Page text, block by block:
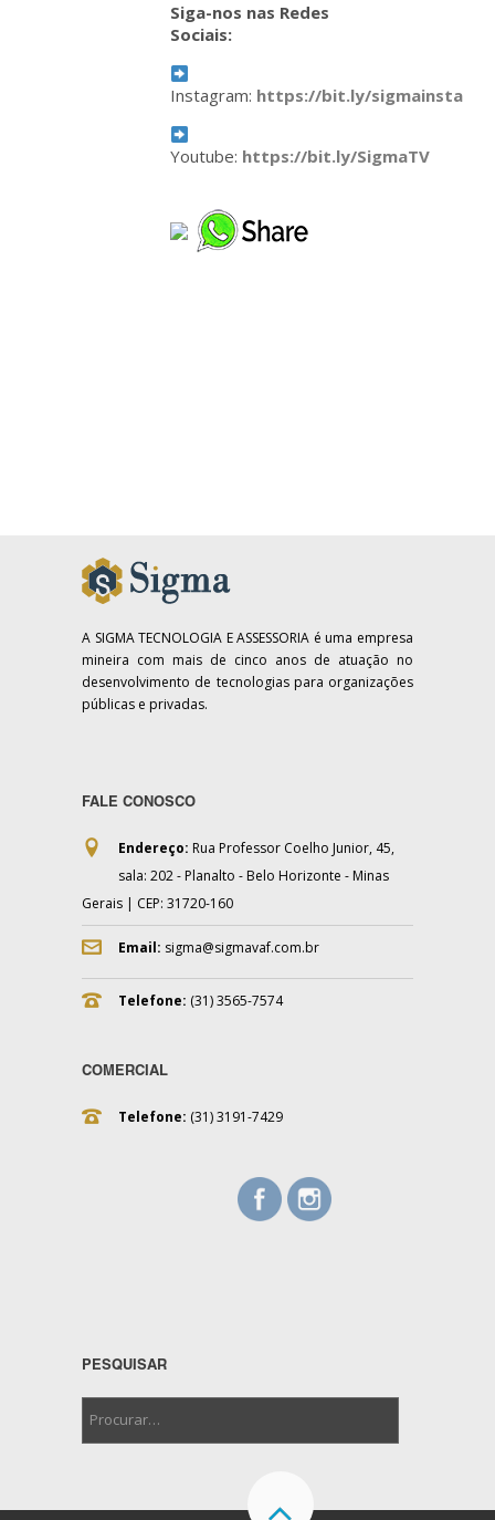
Siga-nos nas Redes
Sociais:
Instagram: https://bit.ly/sigmainsta
Youtube: https://bit.ly/SigmaTV
A SIGMA TECNOLOGIA E ASSESSORIA é uma empresa
mineira com mais de cinco anos de atuação no
desenvolvimento de tecnologias para organizações
públicas e privadas.
FALE CONOSCO
Endereço: Rua Professor Coelho Junior, 45,
sala: 202 - Planalto - Belo Horizonte - Minas
Gerais | CEP: 31720-160
Email: sigma@sigmavaf.com.br
Telefone: (31) 3565-7574
COMERCIAL
Telefone: (31) 3191-7429
PESQUISAR